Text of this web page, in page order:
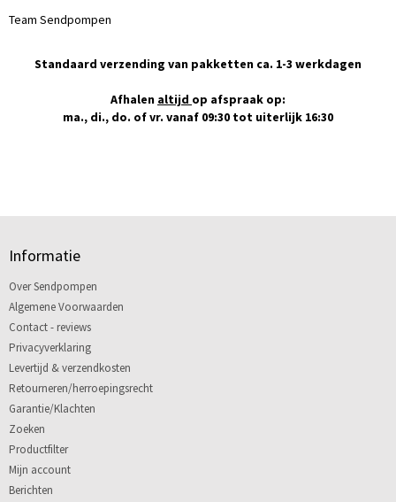
Team Sendpompen
Standaard verzending van pakketten ca. 1-3 werkdagen
Afhalen altijd op afspraak op:
ma., di., do. of vr. vanaf 09:30 tot uiterlijk 16:30
Informatie
Over Sendpompen
Algemene Voorwaarden
Contact - reviews
Privacyverklaring
Levertijd & verzendkosten
Retourneren/herroepingsrecht
Garantie/Klachten
Zoeken
Productfilter
Mijn account
Berichten